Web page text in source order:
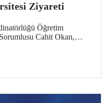
Ziyareti
Öğretim
Cahit Okan,
önde gelen